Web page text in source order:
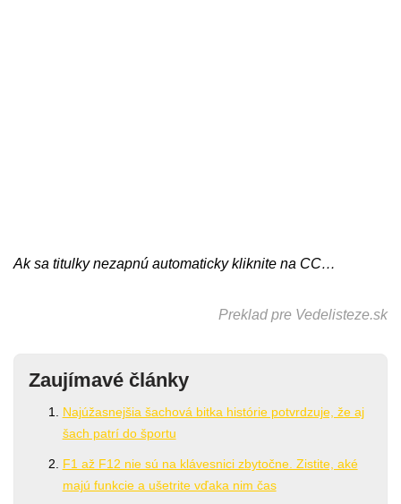
Ak sa titulky nezapnú automaticky kliknite na CC…
Preklad pre Vedelisteze.sk
Zaujímavé články
Najúžasnejšia šachová bitka histórie potvrdzuje, že aj
šach patrí do športu
F1 až F12 nie sú na klávesnici zbytočne. Zistite, aké
majú funkcie a ušetrite vďaka nim čas